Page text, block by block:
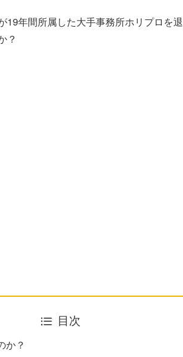
19年間所属した大手事務所ホリプロを
？
目次
か？